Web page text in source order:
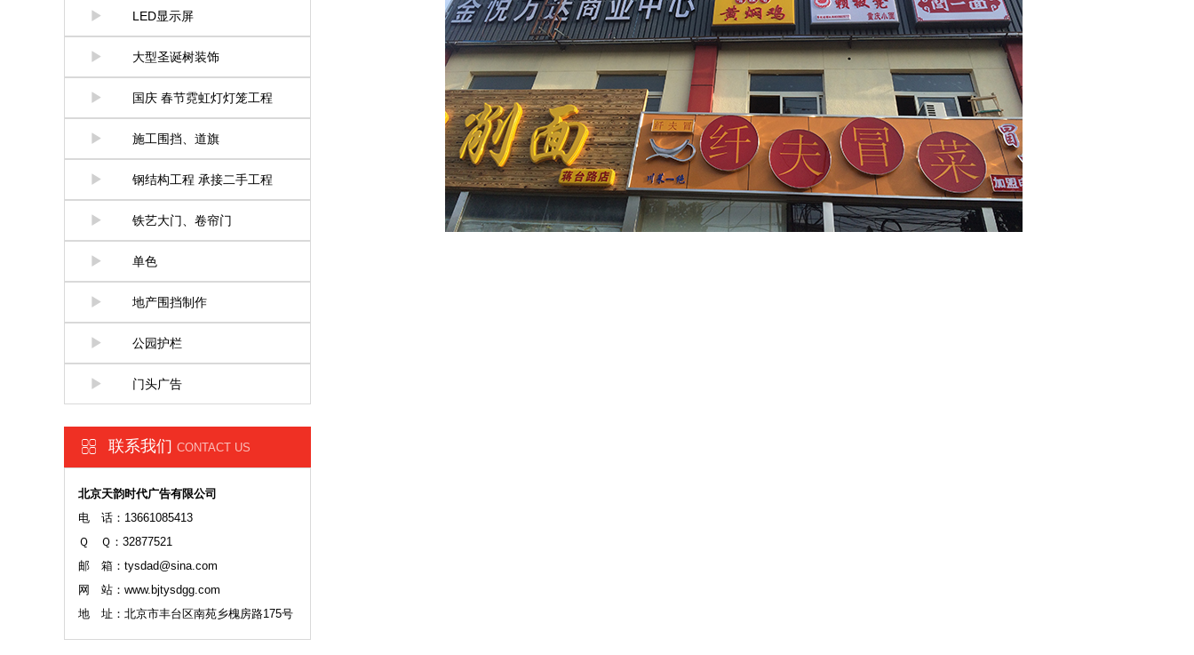
LED显示屏
大型圣诞树装饰
国庆 春节霓虹灯灯笼工程
施工围挡、道旗
钢结构工程 承接二手工程
铁艺大门、卷帘门
单色
地产围挡制作
公园护栏
门头广告
联系我们 CONTACT US
北京天韵时代广告有限公司
电 话：13661085413
Ｑ Ｑ：32877521
邮 箱：tysdad@sina.com
网 站：www.bjtysdgg.com
地 址：北京市丰台区南苑乡槐房路175号